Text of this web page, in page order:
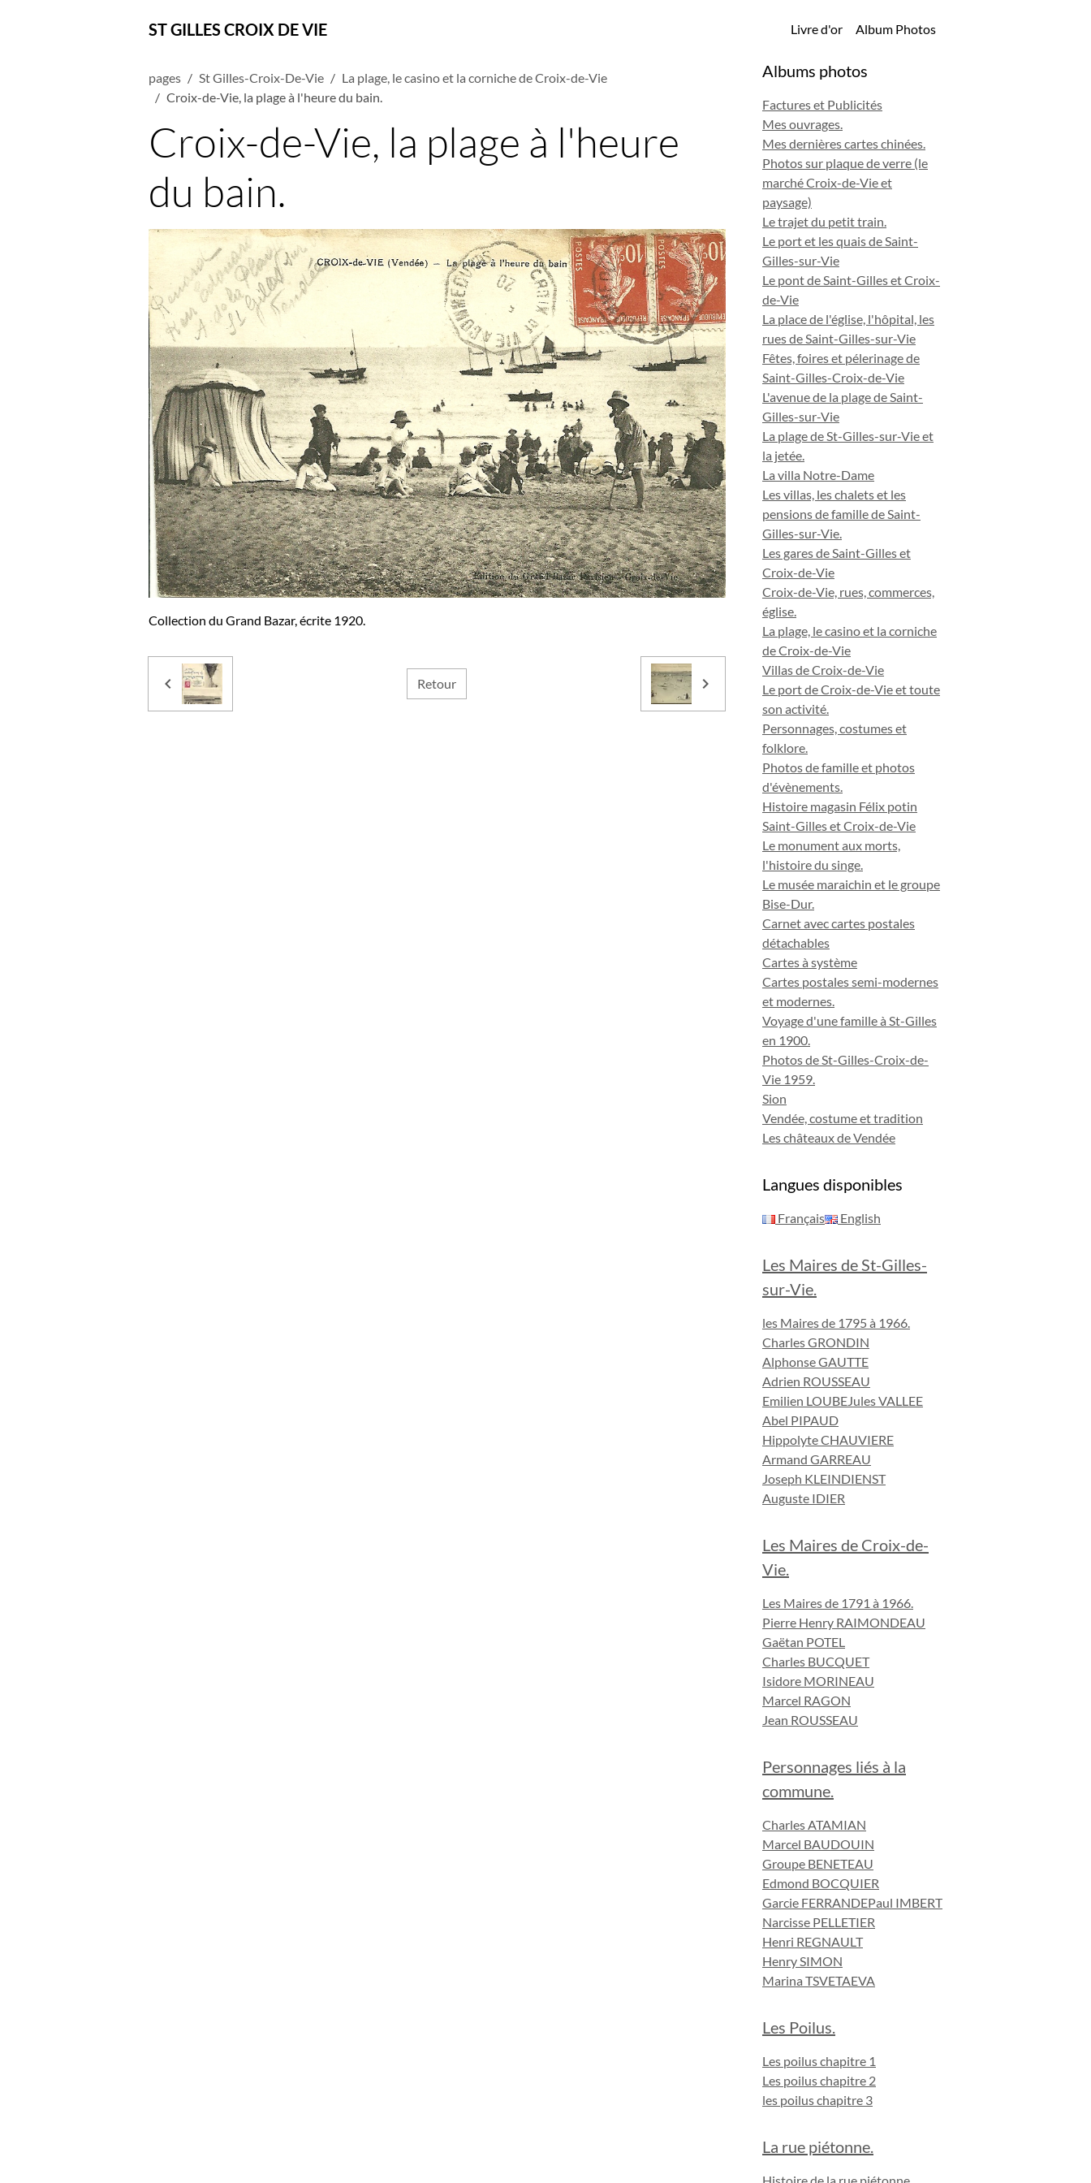
ST GILLES CROIX DE VIE Livre d'or Album Photos
pages St Gilles-Croix-De-Vie
La plage, le casino et la corniche de Croix-de-Vie
Croix-de-Vie, la plage à l'heure du bain.
Croix-de-Vie, la plage à l'heure
du bain.
Collection du Grand Bazar, écrite 1920.
Retour
Albums photos
Factures et Publicités
Mes ouvrages.
Mes dernières cartes chinées.
Photos sur plaque de verre (le
marché Croix-de-Vie et
paysage)
Le trajet du petit train.
Le port et les quais de Saint-
Gilles-sur-Vie
Le pont de Saint-Gilles et Croix-
de-Vie
La place de l'église, l'hôpital, les
rues de Saint-Gilles-sur-Vie
Fêtes, foires et pélerinage de
Saint-Gilles-Croix-de-Vie
L'avenue de la plage de Saint-
Gilles-sur-Vie
La plage de St-Gilles-sur-Vie et
la jetée.
La villa Notre-Dame
Les villas, les chalets et les
pensions de famille de Saint-
Gilles-sur-Vie.
Les gares de Saint-Gilles et
Croix-de-Vie
Croix-de-Vie, rues, commerces,
église.
La plage, le casino et la corniche
de Croix-de-Vie
Villas de Croix-de-Vie
Le port de Croix-de-Vie et toute
son activité.
Personnages, costumes et
folklore.
Photos de famille et photos
d'évènements.
Histoire magasin Félix potin
Saint-Gilles et Croix-de-Vie
Le monument aux morts,
l'histoire du singe.
Le musée maraichin et le groupe
Bise-Dur.
Carnet avec cartes postales
détachables
Cartes à système
Cartes postales semi-modernes
et modernes.
Voyage d'une famille à St-Gilles
en 1900.
Photos de St-Gilles-Croix-de-
Vie 1959.
Sion
Vendée, costume et tradition
Les châteaux de Vendée
Langues disponibles
Français English
Les Maires de St-Gilles-
sur-Vie.
les Maires de 1795 à 1966.
Charles GRONDIN
Alphonse GAUTTE
Adrien ROUSSEAU
Emilien LOUBEJules VALLEE
Abel PIPAUD
Hippolyte CHAUVIERE
Armand GARREAU
Joseph KLEINDIENST
Auguste IDIER
Les Maires de Croix-de-
Vie.
Les Maires de 1791 à 1966.
Pierre Henry RAIMONDEAU
Gaëtan POTEL
Charles BUCQUET
Isidore MORINEAU
Marcel RAGON
Jean ROUSSEAU
Personnages liés à la
commune.
Charles ATAMIAN
Marcel BAUDOUIN
Groupe BENETEAU
Edmond BOCQUIER
Garcie FERRANDEPaul IMBERT
Narcisse PELLETIER
Henri REGNAULT
Henry SIMON
Marina TSVETAEVA
Les Poilus.
Les poilus chapitre 1
Les poilus chapitre 2
les poilus chapitre 3
La rue piétonne.